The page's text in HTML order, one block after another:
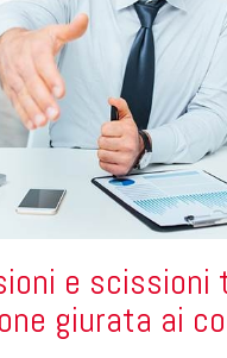
e
giurata ai